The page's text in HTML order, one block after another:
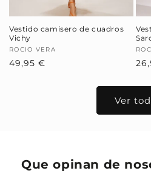
Vestido camisero de cuadros
Vichy
Proveedor:
ROCIO VERA
Precio
49,95 €
Ver
Que opinan de